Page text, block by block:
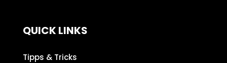
QUICK LINKS
Tipps & Tricks